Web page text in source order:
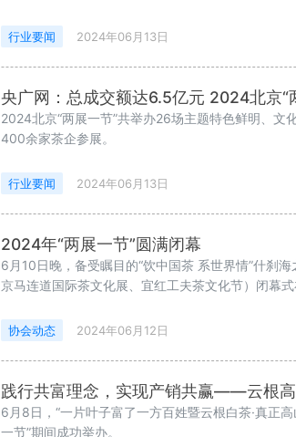
行业要闻 2024年06月13日
央广网：总成交额达6.5亿元 2024北京“
2024北京“两展一节”共举办26场主题特色鲜明、文
400余家茶企参展。
行业要闻 2024年06月13日
2024年“两展一节”圆满闭幕
6月10日晚，备受瞩目的“饮中国茶 系世界情”什刹
京马连道国际茶文化展、宜红工夫茶文化节）闭幕式
协会动态 2024年06月12日
践行共富理念，实现产销共赢——云根
6月8日，“一片叶子富了一方百姓暨云根白茶·真正
一节”期间成功举办。